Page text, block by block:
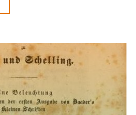
–
Erő,
Anyag
3."